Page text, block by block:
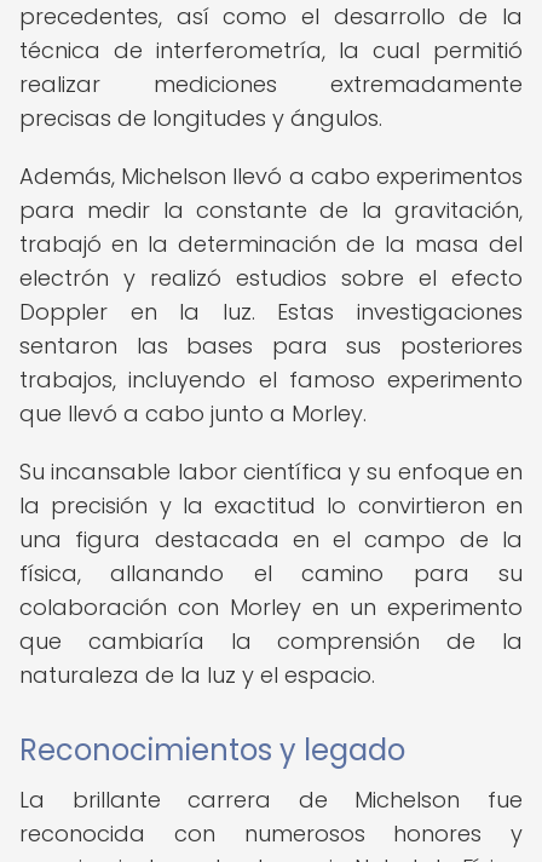
precedentes, así como el desarrollo de la
técnica de interferometría, la cual permitió
realizar mediciones extremadamente
precisas de longitudes y ángulos.
Además, Michelson llevó a cabo experimentos
para medir la constante de la gravitación,
trabajó en la determinación de la masa del
electrón y realizó estudios sobre el efecto
Doppler en la luz. Estas investigaciones
sentaron las bases para sus posteriores
trabajos, incluyendo el famoso experimento
que llevó a cabo junto a Morley.
Su incansable labor científica y su enfoque en
la precisión y la exactitud lo convirtieron en
una figura destacada en el campo de la
física, allanando el camino para su
colaboración con Morley en un experimento
que cambiaría la comprensión de la
naturaleza de la luz y el espacio.
Reconocimientos y legado
La brillante carrera de Michelson fue
reconocida con numerosos honores y